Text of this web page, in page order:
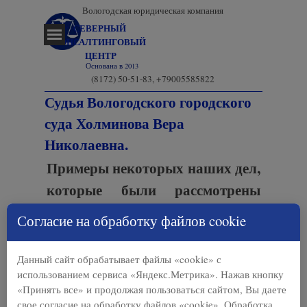
Согласие на обработку файлов cookie
Данный сайт обрабатывает файлы «cookie» с
использованием сервиса «Яндекс.Метрика». Нажав кнопку
«Принять все» и продолжая пользоваться сайтом, Вы даете
свое согласие на обработку файлов «cookie». Обработка
Перейти к контенту
СЕВЕРНЫЙ
КОНСАЛТИНГОВЫЙ
ЦЕНТР
Вологодская юридическая компания
(8172) 50-51-83, +79005585822
Основана в 2013
Пропустить меню
Судья Вологодского городского
суда Холминова Вера
Николаевна.
Примеры некоторых наших дел,
которые были рассмотрены
данной судьей.
(судья Холминова Вера Николаевна)
прекращено производство по делу № № 12-
31/2020 об административном